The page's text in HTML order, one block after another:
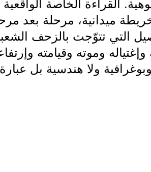
القراءة الخاصة الواقعية
ميدانية، مرحلة بعد
التي تتوّجت بالزحف
وموته وقيامته
ولا هندسية بل